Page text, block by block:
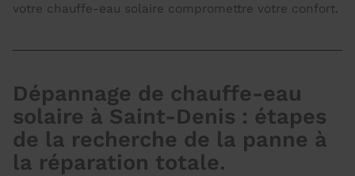
votre chauffe-eau solaire compromettre votre confort.
Dépannage de chauffe-eau
solaire à Saint-Denis : étapes
de la recherche de la panne à
la réparation totale.